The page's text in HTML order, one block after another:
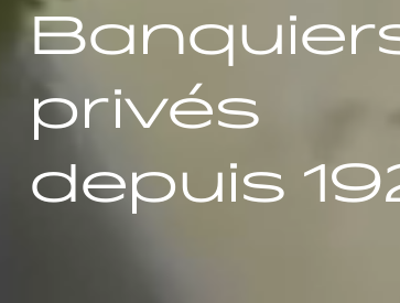
privés
depuis